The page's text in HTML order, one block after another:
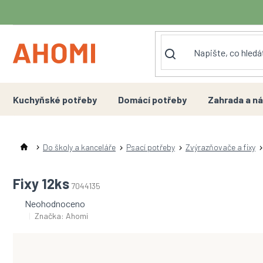
obsah
Kuchyňské potřeby Domácí potřeby Zahrada a
Do školy a kanceláře Psací potřeby Zvýrazňovače a fixy
Fixy 12ks 7044135
Průměrné
hodnocení
Neohodnoceno
Značka: Ahomi